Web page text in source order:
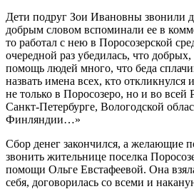
Дети подруг Зои Ивановны звонили
добрым словом вспоминали ее в
то работал с нею в Поросозерской
очередной раз убедилась, что
помощь людей много, что беда
назвать имена всех, кто
не только в Поросозеро, но и во всей
Санкт-Петербурге, Вологодской
Финляндии…»
Сбор денег закончился, а желающие
звонить жительнице поселка
помощи Ольге Евстафеевой. Она
себя, договорилась со всеми и